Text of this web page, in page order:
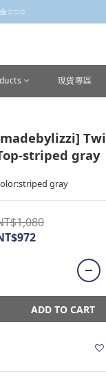
金✩✩✩
金✩✩✩
現貨專區
striped gray
gray
ADD TO CART